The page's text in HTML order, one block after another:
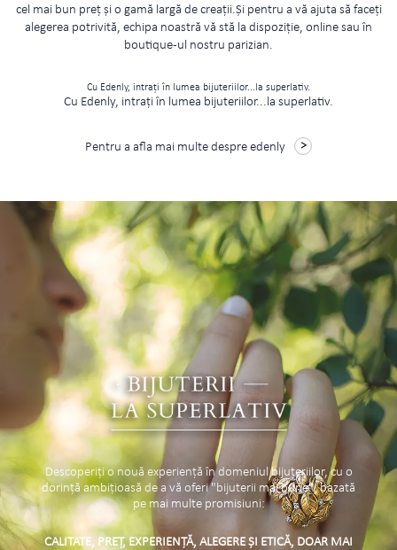
cel mai bun preț și o gamă largă de creații.Și pentru a vă ajuta să faceți
alegerea potrivită, echipa noastră vă stă la dispoziție, online sau în
boutique-ul nostru parizian.
Cu Edenly, intrați în lumea bijuteriilor...la superlativ.
Cu Edenly, intrați în lumea bijuteriilor...la superlativ.
Pentru a afla mai multe despre edenly
Descoperiți o nouă experiență în domeniul bijuteriilor, cu o
dorință ambițioasă de a vă oferi "bijuterii mai bune", bazată
pe mai multe promisiuni:
CALITATE, PREȚ, EXPERIENȚĂ, ALEGERE ȘI ETICĂ, DOAR MAI